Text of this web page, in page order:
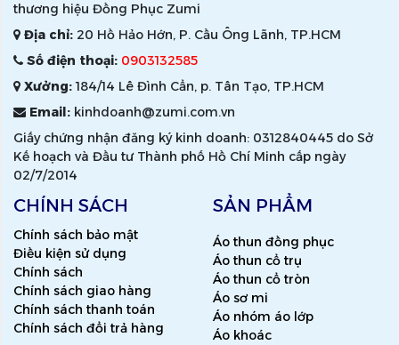
thương hiệu Đồng Phục Zumi
Địa chỉ: 20 Hồ Hảo Hớn, P. Cầu Ông Lãnh, TP.HCM
Số điện thoại: 0903132585
Xưởng:184/14 Lê Đình Cẩn, p. Tân Tạo, TP.HCM
Email: kinhdoanh@zumi.com.vn
Giấy chứng nhận đăng ký kinh doanh: 0312840445 do Sở
Kế hoạch và Đầu tư Thành phố Hồ Chí Minh cấp ngày
02/7/2014
CHÍNH SÁCH
Chính sách bảo mật
Điều kiện sử dụng
Chính sách
Chính sách giao hàng
Chính sách thanh toán
Chính sách đổi trả hàng
SẢN PHẨM
Áo thun đồng phục
Áo thun cổ trụ
Áo thun cổ tròn
Áo sơ mi
Áo nhóm áo lớp
Áo khoác